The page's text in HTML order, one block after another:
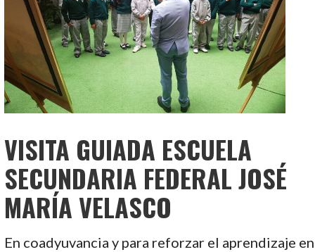
VISITA GUIADA ESCUELA
SECUNDARIA FEDERAL JOSÉ
MARÍA VELASCO
En coadyuvancia y para reforzar el aprendizaje en